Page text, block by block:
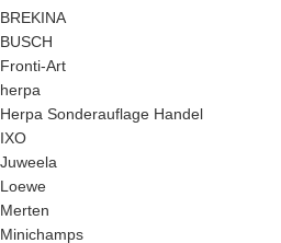
BREKINA
BUSCH
Fronti-Art
herpa
Herpa Sonderauflage Handel
IXO
Juweela
Loewe
Merten
Minichamps